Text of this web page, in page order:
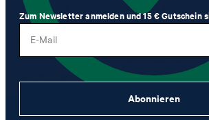
sowie von den mit der Strellson AG
mir per Newsletter oder via E-Mail Werbung
Zusammenhang mit Produkten, Angeboten
Unternehmensgruppe, wie beispielsweise
Aktionen, Produkt-Promotions zuzusenden.
JETZT ANMELDEN
E-Mail
Zum Newsletter anmelden und 15 € Gutschein
Abonnieren